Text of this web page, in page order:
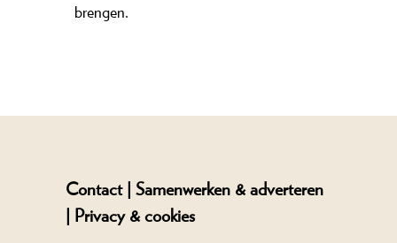
brengen.
Contact | Samenwerken & adverteren
| Privacy & cookies